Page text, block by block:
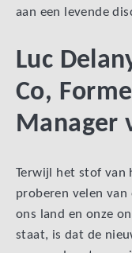
aan een levende
Luc
Co,
Manager
Terwijl het stof van
proberen velen
ons land en onze
staat, is dat de